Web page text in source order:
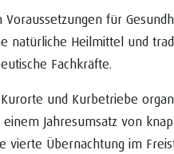
für
natürliche Heilmittel und
Fachkräfte.
und Kurbetriebe
Jahresumsatz von
vierte Übernachtung im